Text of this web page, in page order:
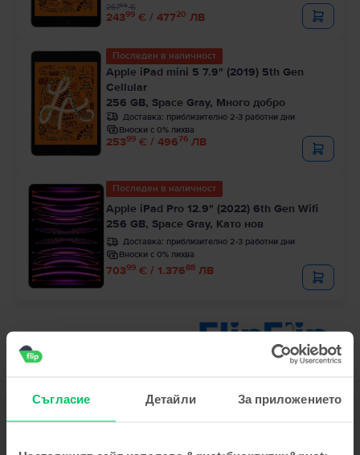
Съгласие Детайли За приложението
24399 € / 47720 ЛВ
26799€
Последен в наличност
Apple iPad mini 5 7.9" (2019) 5th Gen
Cellular
256 GB, Space Gray, Много добро
Доставка: приблизително 2-3 работни дни
Вноски с 0% лихва
25399 € / 49676 ЛВ
Последен в наличност
Apple iPad Pro 12.9" (2022) 6th Gen Wifi
256 GB, Space Gray, Като нов
Доставка: приблизително 2-3 работни дни
Вноски с 0% лихва
70399 € / 1.37688 ЛВ
Описание